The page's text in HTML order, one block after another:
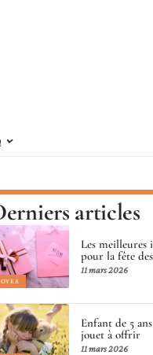
articles
Les meilleures
pour la fête
11 mars 2026
Enfant de 5
jouet à offrir
11 mars 2026